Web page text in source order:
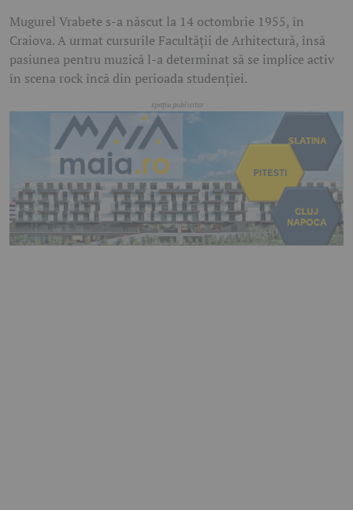
Mugurel Vrabete s-a născut la 14 octombrie 1955, în
Craiova. A urmat cursurile Facultății de Arhitectură, însă
pasiunea pentru muzică l-a determinat să se implice activ
în scena rock încă din perioada studenției.